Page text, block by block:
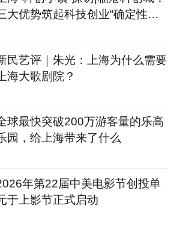
大优势筑起科技创业“确定性公
民艺评｜朱光：上海为什么需要
上海大歌剧院？
球最快突破200万游客量的乐高
园，给上海带来了什么
年第22届中美电影节创投单
于上影节正式启动